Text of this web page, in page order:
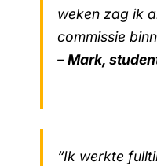
weken zag ik
commissie
– Mark,
“Ik werkte